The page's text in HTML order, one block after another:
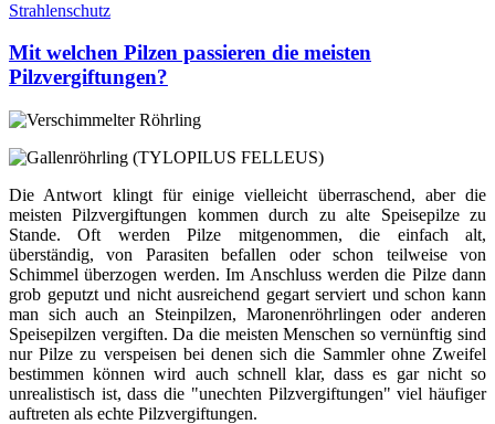
Strahlenschutz
Mit welchen Pilzen passieren die meisten
Pilzvergiftungen?
Die Antwort klingt für einige vielleicht überraschend, aber die
meisten Pilzvergiftungen kommen durch zu alte Speisepilze zu
Stande. Oft werden Pilze mitgenommen, die einfach alt,
überständig, von Parasiten befallen oder schon teilweise von
Schimmel überzogen werden. Im Anschluss werden die Pilze dann
grob geputzt und nicht ausreichend gegart serviert und schon kann
man sich auch an Steinpilzen, Maronenröhrlingen oder anderen
Speisepilzen vergiften. Da die meisten Menschen so vernünftig sind
nur Pilze zu verspeisen bei denen sich die Sammler ohne Zweifel
bestimmen können wird auch schnell klar, dass es gar nicht so
unrealistisch ist, dass die "unechten Pilzvergiftungen" viel häufiger
auftreten als echte Pilzvergiftungen.